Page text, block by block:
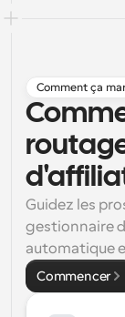
Blog
Restez à
jour
Liens de
Réservez
personnes
Comment ça
Guidez les
gestionnaire
automatique
Commencer